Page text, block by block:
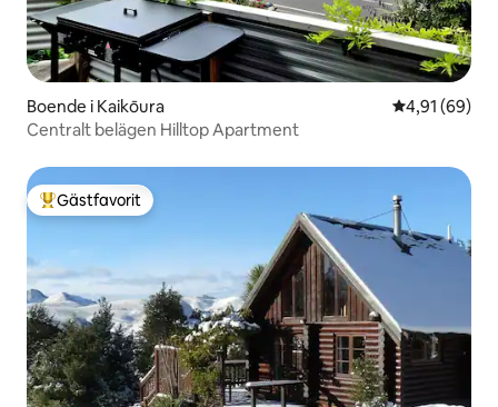
Boende i Kaikōura 4,91 av 5 i
4,91 (69)
Centralt belägen Hilltop Apartment
Populär gästfavorit
Gästfavorit